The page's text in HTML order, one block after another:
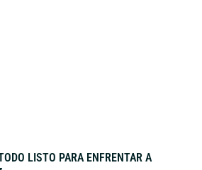
LISTO PARA ENFRENTAR A